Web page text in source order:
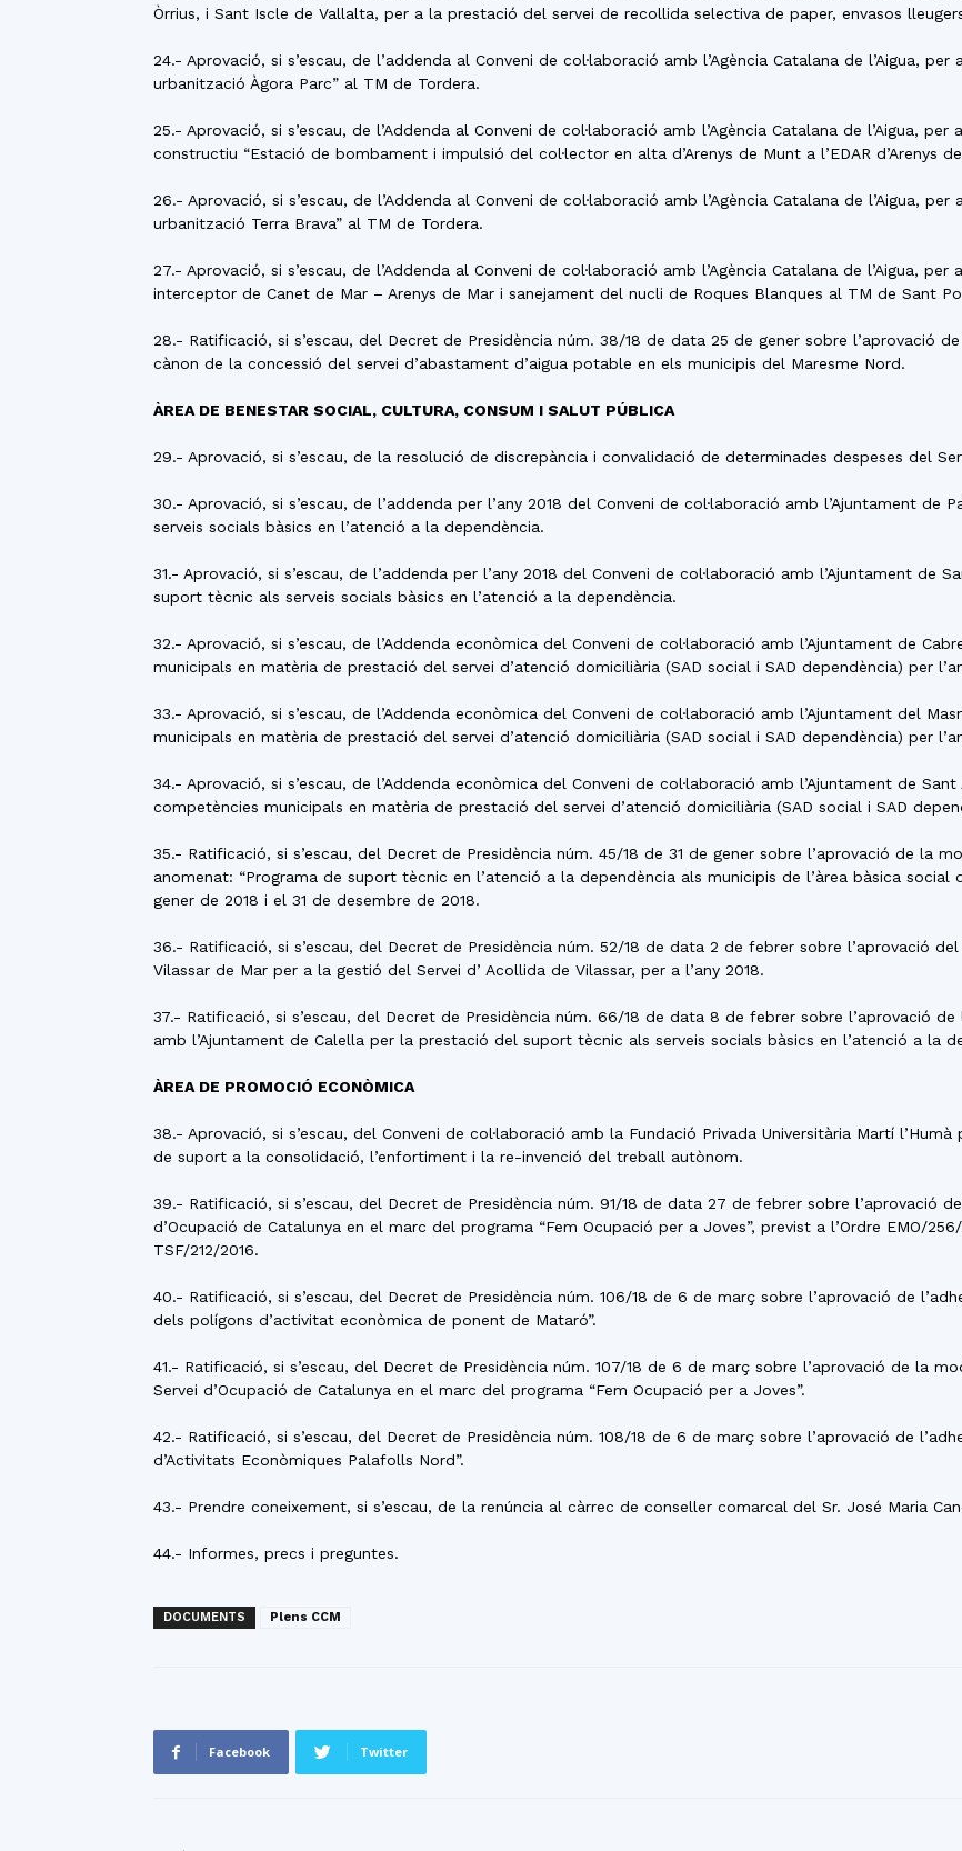
Òrrius, i Sant Iscle de Vallalta, per a la prestació del servei de recollida selectiva de paper, envasos
24.- Aprovació, si s’escau, de l’addenda al Conveni de col·laboració amb l’Agència Catalana de l’Aigua,
urbanització Àgora Parc” al TM de Tordera.
25.- Aprovació, si s’escau, de l’Addenda al Conveni de col·laboració amb l’Agència Catalana de l’Aigua,
constructiu “Estació de bombament i impulsió del col·lector en alta d’Arenys de Munt a l’EDAR d’Arenys
26.- Aprovació, si s’escau, de l’Addenda al Conveni de col·laboració amb l’Agència Catalana de l’Aigua,
urbanització Terra Brava” al TM de Tordera.
27.- Aprovació, si s’escau, de l’Addenda al Conveni de col·laboració amb l’Agència Catalana de l’Aigua,
interceptor de Canet de Mar – Arenys de Mar i sanejament del nucli de Roques Blanques al TM de Sant
28.- Ratificació, si s’escau, del Decret de Presidència núm. 38/18 de data 25 de gener sobre l’aprovació
cànon de la concessió del servei d’abastament d’aigua potable en els municipis del Maresme Nord.
ÀREA DE BENESTAR SOCIAL, CULTURA, CONSUM I SALUT PÚBLICA
29.- Aprovació, si s’escau, de la resolució de discrepància i convalidació de determinades despeses del
30.- Aprovació, si s’escau, de l’addenda per l’any 2018 del Conveni de col·laboració amb l’Ajuntament
serveis socials bàsics en l’atenció a la dependència.
31.- Aprovació, si s’escau, de l’addenda per l’any 2018 del Conveni de col·laboració amb l’Ajuntament
suport tècnic als serveis socials bàsics en l’atenció a la dependència.
32.- Aprovació, si s’escau, de l’Addenda econòmica del Conveni de col·laboració amb l’Ajuntament de
municipals en matèria de prestació del servei d’atenció domiciliària (SAD social i SAD dependència) per
33.- Aprovació, si s’escau, de l’Addenda econòmica del Conveni de col·laboració amb l’Ajuntament del
municipals en matèria de prestació del servei d’atenció domiciliària (SAD social i SAD dependència) per
34.- Aprovació, si s’escau, de l’Addenda econòmica del Conveni de col·laboració amb l’Ajuntament de
competències municipals en matèria de prestació del servei d’atenció domiciliària (SAD social i SAD
35.- Ratificació, si s’escau, del Decret de Presidència núm. 45/18 de 31 de gener sobre l’aprovació de la
anomenat: “Programa de suport tècnic en l’atenció a la dependència als municipis de l’àrea bàsica social
gener de 2018 i el 31 de desembre de 2018.
36.- Ratificació, si s’escau, del Decret de Presidència núm. 52/18 de data 2 de febrer sobre l’aprovació
Vilassar de Mar per a la gestió del Servei d’ Acollida de Vilassar, per a l’any 2018.
37.- Ratificació, si s’escau, del Decret de Presidència núm. 66/18 de data 8 de febrer sobre l’aprovació de
amb l’Ajuntament de Calella per la prestació del suport tècnic als serveis socials bàsics en l’atenció a la
ÀREA DE PROMOCIÓ ECONÒMICA
38.- Aprovació, si s’escau, del Conveni de col·laboració amb la Fundació Privada Universitària Martí
de suport a la consolidació, l’enfortiment i la re-invenció del treball autònom.
39.- Ratificació, si s’escau, del Decret de Presidència núm. 91/18 de data 27 de febrer sobre l’aprovació
d’Ocupació de Catalunya en el marc del programa “Fem Ocupació per a Joves”, previst a l’Ordre EMO/
TSF/212/2016.
40.- Ratificació, si s’escau, del Decret de Presidència núm. 106/18 de 6 de març sobre l’aprovació de
dels polígons d’activitat econòmica de ponent de Mataró”.
41.- Ratificació, si s’escau, del Decret de Presidència núm. 107/18 de 6 de març sobre l’aprovació de la
Servei d’Ocupació de Catalunya en el marc del programa “Fem Ocupació per a Joves”.
42.- Ratificació, si s’escau, del Decret de Presidència núm. 108/18 de 6 de març sobre l’aprovació de
d’Activitats Econòmiques Palafolls Nord”.
43.- Prendre coneixement, si s’escau, de la renúncia al càrrec de conseller comarcal del Sr. José Maria
44.- Informes, precs i preguntes.
DOCUMENTS Plens CCM
Facebook Twitter